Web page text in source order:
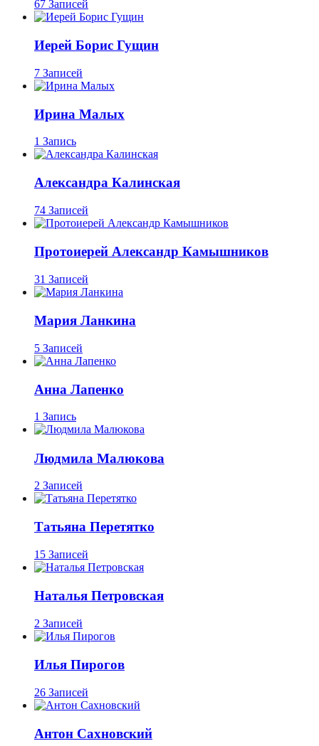
67 Записей
Иерей Борис Гущин
7 Записей
Ирина Малых
1 Запись
Александра Калинская
74 Записей
Протоиерей Александр Камышников
31 Записей
Мария Ланкина
5 Записей
Анна Лапенко
1 Запись
Людмила Малюкова
2 Записей
Татьяна Перетятко
15 Записей
Наталья Петровская
2 Записей
Илья Пирогов
26 Записей
Антон Сахновский